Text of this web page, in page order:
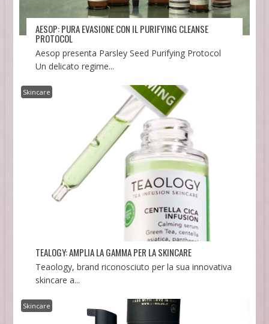
AESOP: PURA EVASIONE CON IL PURIFYING CLEANSE
PROTOCOL
Aesop presenta Parsley Seed Purifying Protocol
Un delicato regime...
Skincare
TEALOGY: AMPLIA LA GAMMA PER LA SKINCARE
Teaology, brand riconosciuto per la sua innovativa
skincare a...
Skincare